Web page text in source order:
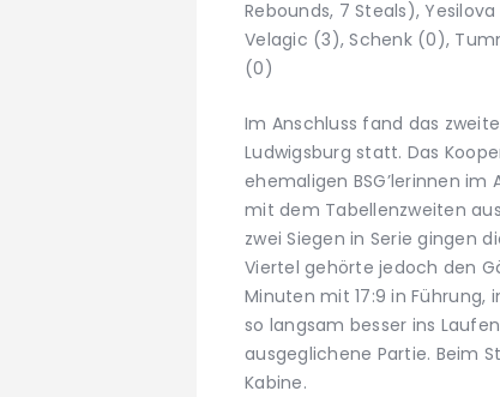
Rebounds, 7 Steals),
Velagic (3), Schenk (0),
(0)
Im Anschluss fand das
Ludwigsburg statt. Das
ehemaligen BSG’lerinnen
mit dem Tabellenzweiten
zwei Siegen in Serie gingen
Viertel gehörte jedoch den
Minuten mit 17:9 in
so langsam besser ins
ausgeglichene Partie. Beim
Kabine.